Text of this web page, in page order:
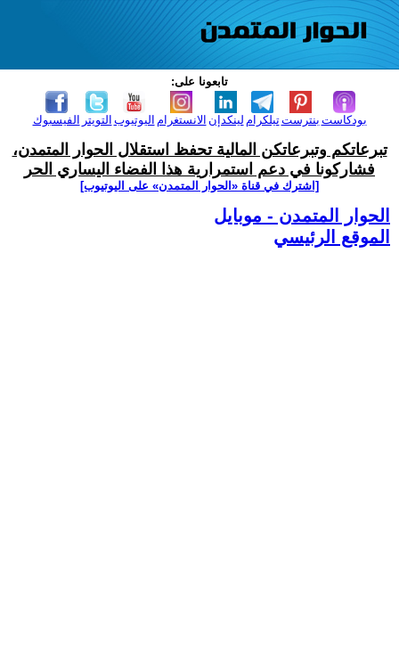
تابعونا على:
الفيسبوك التويتر اليوتيوب الانستغرام لينكدإن تيلكرامبنترست بودكاست
تبرعاتكم وتبرعاتكن المالية تحفظ استقلال الحوار المتمدن،
فشاركونا في دعم استمرارية هذا الفضاء اليساري الحر
[اشترك في قناة ‫«الحوار المتمدن» على اليوتيوب]
الحوار المتمدن - موبايل
الموقع الرئيسي